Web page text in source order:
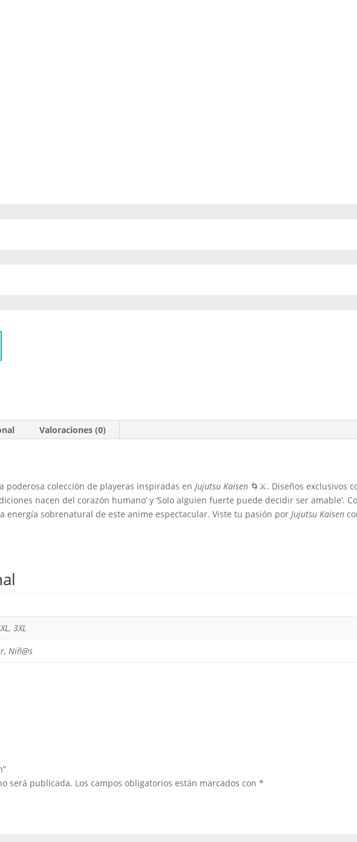
Valoraciones (0)
poderosa colección de playeras inspiradas en Jujutsu Kaisen 🌀⚔️. Diseños exclusivos
nacen del corazón humano’ y ‘Solo alguien fuerte puede decidir ser
energía sobrenatural de este anime espectacular. Viste tu pasión por Jujutsu Kaisen
3XL
Niñ@s
será publicada. Los campos obligatorios están marcados con *